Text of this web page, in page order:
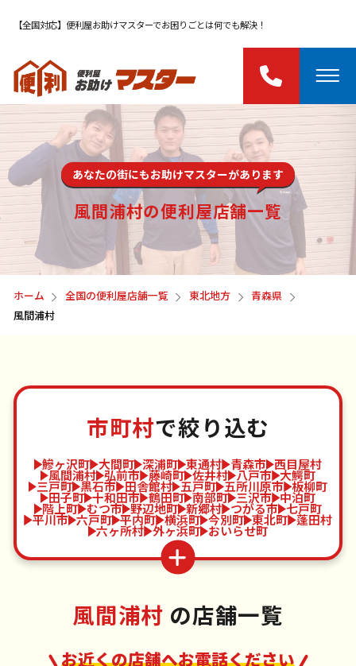
【全国対応】便利屋お助けマスターでお困りごとは何でも解決！
あなたの街にもお助けマスターがあります
風間浦村の便利屋店舗一覧
ホーム 全国の便利屋店舗一覧 東北地方
青森県
風間浦村
市町村で絞り込む
鰺ヶ沢町 大間町 深浦町 東通村 青森市 西目屋村
風間浦村 弘前市 藤崎町 佐井村 八戸市 大鰐町
三戸町 黒石市 田舎館村 五戸町 五所川原市 板柳町
田子町 十和田市 鶴田町 南部町 三沢市 中泊町
階上町 むつ市 野辺地町 新郷村 つがる市 七戸町
平川市 六戸町 平内町 横浜町 今別町 東北町 蓬田村
六ヶ所村 外ヶ浜町 おいらせ町
風間浦村 の店舗一覧
お近くの店舗へお電話ください